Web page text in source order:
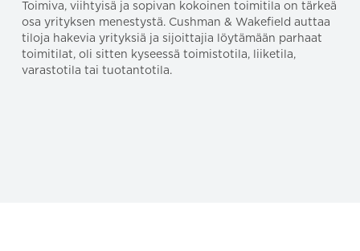
Toimiva, viihtyisä ja sopivan kokoinen toimitila on tärkeä
osa yrityksen menestystä. Cushman & Wakefield auttaa
tiloja hakevia yrityksiä ja sijoittajia löytämään parhaat
toimitilat, oli sitten kyseessä toimistotila, liiketila,
varastotila tai tuotantotila.